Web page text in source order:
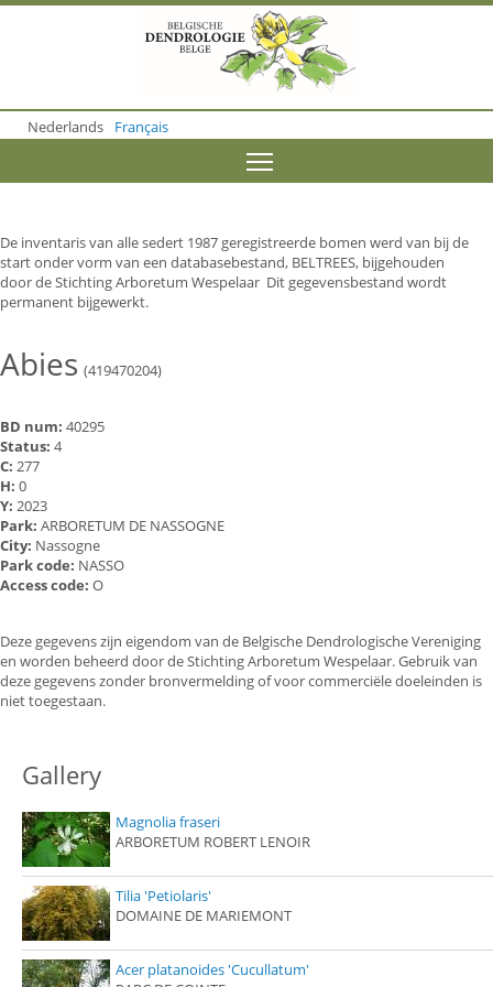
o
m
o
n
t
e
n
Nederlands Français
De inventaris van alle sedert 1987 geregistreerde bomen werd van bij de
start onder vorm van een databasebestand, BELTREES, bijgehouden
door de Stichting Arboretum Wespelaar Dit gegevensbestand wordt
permanent bijgewerkt.
Abies (419470204)
BD num: 40295
Status: 4
C: 277
H: 0
Y: 2023
Park: ARBORETUM DE NASSOGNE
City: Nassogne
Park code: NASSO
Access code: O
Deze gegevens zijn eigendom van de Belgische Dendrologische Vereniging
en worden beheerd door de Stichting Arboretum Wespelaar. Gebruik van
deze gegevens zonder bronvermelding of voor commerciële doeleinden is
niet toegestaan.
Gallery
Magnolia fraseri
ARBORETUM ROBERT LENOIR
Tilia 'Petiolaris'
DOMAINE DE MARIEMONT
Acer platanoides 'Cucullatum'